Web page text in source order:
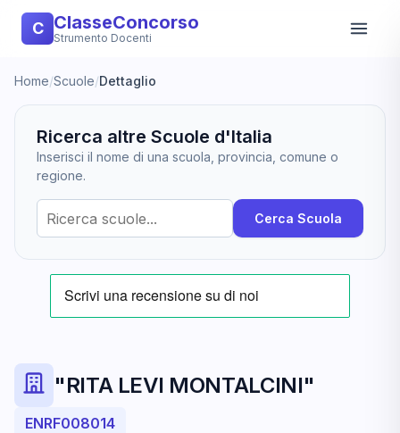
C ClasseConcorso
Strumento Docenti
Home/Scuole/Dettaglio
Ricerca altre Scuole d'Italia
Inserisci il nome di una scuola, provincia, comune o
regione.
Cerca Scuola
"RITA LEVI MONTALCINI"
ENRF008014